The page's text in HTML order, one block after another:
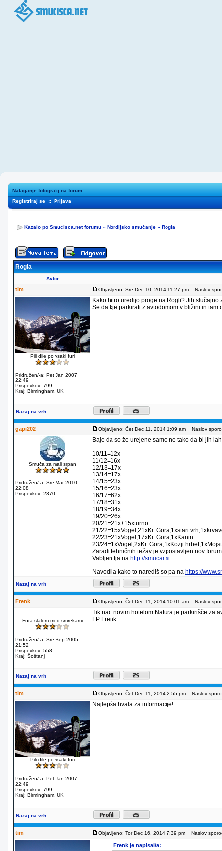
Nalaganje fotografij na forum
Registriraj se :: Prijava
Kazalo po Smucisca.net forumu » Nordijsko smučanje » Rogla
Rogla
Avtor
tim Objavljeno: Sre Dec 10, 2014 11:27 pm Naslov
Pili dile po vsaki furi
Pridružen/-a: Pet Jan 2007
22:49
Prispevkov: 799
Kraj: Birmingham, UK
Kako hitro uredijo proge na Rogli? Jih slučajno
Se da kje parkirati z avtodomom v bližini in tam
Nazaj na vrh
gapi202 Objavljeno: Čet Dec 11, 2014 1:09 am Naslov
Smuča za mali srpan
Pridružen/-a: Sre Mar 2010
22:08
Prispevkov: 2370
Baje da so že urejene samo ne tako da bi jih
10/11=12x
11/12=16x
12/13=17x
13/14=17x
14/15=23x
15/16=23x
16/17=62x
17/18=31x
18/19=34x
19/20=26x
20/21=21x+15xturno
21/22=15xVogel,21xKr. Gora,1xstari
22/23=21xVogel,17xKr. Gora,1xKanin
23/24=1xVogel,2xKr. Gora,1xKozji
Zaradi tehničnih težav je vzpostavljen nov
Vabljen tja na http://smucar.si
Navodila kako to narediš so pa na https://
Nazaj na vrh
Frenk Objavljeno: Čet Dec 11, 2014 10:01 am Naslov
Fura slalom med smrekami
Pridružen/-a: Sre Sep 2005
21:52
Prispevkov: 558
Kraj: Šoštanj
Tik nad novim hotelom Natura je parkirišče za
LP Frenk
Nazaj na vrh
tim Objavljeno: Čet Dec 11, 2014 2:55 pm Naslov
Pili dile po vsaki furi
Pridružen/-a: Pet Jan 2007
22:49
Prispevkov: 799
Kraj: Birmingham, UK
Najlepša hvala za informacije!
Nazaj na vrh
tim Objavljeno: Tor Dec 16, 2014 7:39 pm Naslov
Frenk je napisal/a: